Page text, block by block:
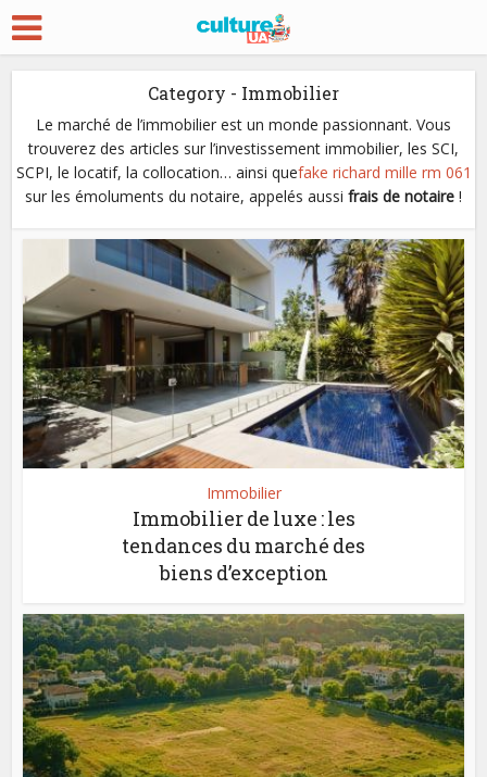
Category - Immobilier
Le marché de l’immobilier est un monde passionnant. Vous
trouverez des articles sur l’investissement immobilier, les SCI,
SCPI, le locatif, la collocation… ainsi quefake richard mille rm 061
sur les émoluments du notaire, appelés aussi frais de notaire !
Immobilier
Immobilier de luxe : les
tendances du marché des
biens d’exception